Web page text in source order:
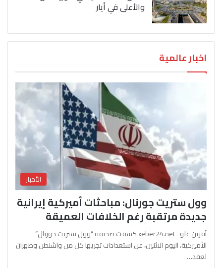
والأعلى في أيار
اخبار عالمية
الأخبار
وول ستريت جورنال: مباحثات أميركية إيرانية
جديدة مرتقبة رغم الخلافات العميقة
آفرين علو ـ xeber24.net كشفت صحيفة “وول ستريت جورنال”
الأميركية، اليوم الاثنين، عن استعدادات تجريها كل من واشنطن وطهران
لعقد…